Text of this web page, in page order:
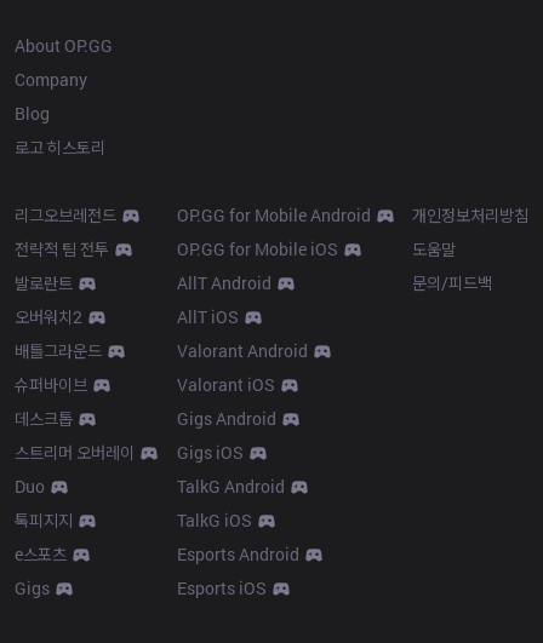
About OP.GG
Company
Blog
로고 히스토리
리그오브레전드
전략적 팀 전투
발로란트
오버워치2
배틀그라운드
슈퍼바이브
데스크톱
스트리머 오버레이
Duo
톡피지지
e스포츠
Gigs
OP.GG for Mobile Android
OP.GG for Mobile iOS
AllT Android
AllT iOS
Valorant Android
Valorant iOS
Gigs Android
Gigs iOS
TalkG Android
TalkG iOS
Esports Android
Esports iOS
개인정보처리방침
도움말
문의/피드백